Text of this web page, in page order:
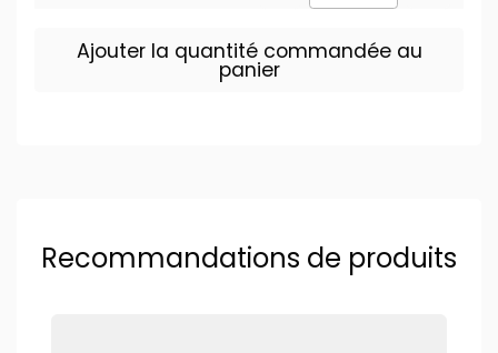
Ajouter la quantité commandée au
panier
Recommandations de produits